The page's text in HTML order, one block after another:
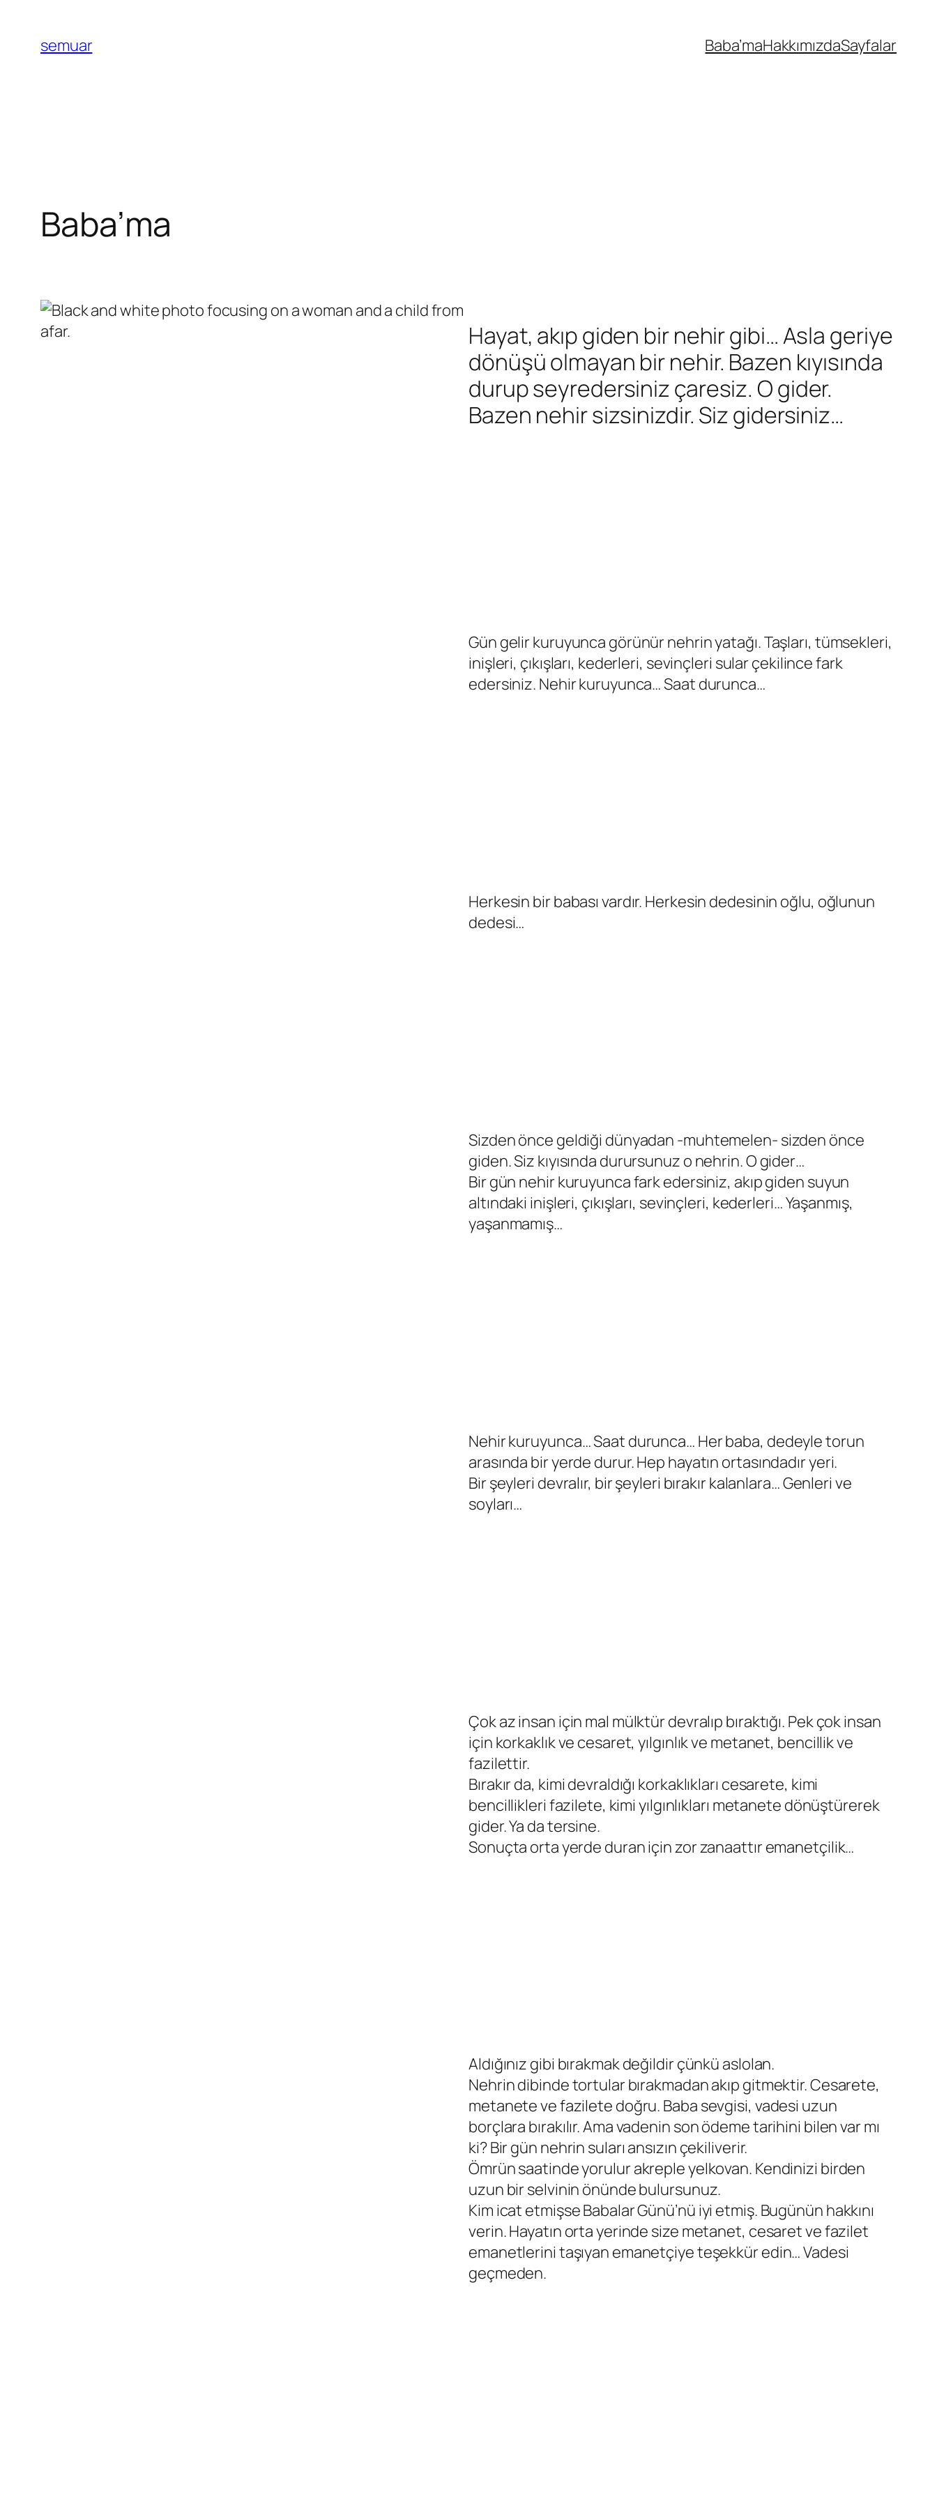
semuar Baba’maHakkımızdaSayfalar
Baba’ma
Hayat, akıp giden bir nehir gibi… Asla geriye
dönüşü olmayan bir nehir. Bazen kıyısında
durup seyredersiniz çaresiz. O gider.
Bazen nehir sizsinizdir. Siz gidersiniz…
Gün gelir kuruyunca görünür nehrin yatağı. Taşları, tümsekleri,
inişleri, çıkışları, kederleri, sevinçleri sular çekilince fark
edersiniz. Nehir kuruyunca… Saat durunca…
Herkesin bir babası vardır. Herkesin dedesinin oğlu, oğlunun
dedesi…
Sizden önce geldiği dünyadan -muhtemelen- sizden önce
giden. Siz kıyısında durursunuz o nehrin. O gider…
Bir gün nehir kuruyunca fark edersiniz, akıp giden suyun
altındaki inişleri, çıkışları, sevinçleri, kederleri… Yaşanmış,
yaşanmamış…
Nehir kuruyunca… Saat durunca… Her baba, dedeyle torun
arasında bir yerde durur. Hep hayatın ortasındadır yeri.
Bir şeyleri devralır, bir şeyleri bırakır kalanlara… Genleri ve
soyları…
Çok az insan için mal mülktür devralıp bıraktığı. Pek çok insan
için korkaklık ve cesaret, yılgınlık ve metanet, bencillik ve
fazilettir.
Bırakır da, kimi devraldığı korkaklıkları cesarete, kimi
bencillikleri fazilete, kimi yılgınlıkları metanete dönüştürerek
gider. Ya da tersine.
Sonuçta orta yerde duran için zor zanaattır emanetçilik…
Aldığınız gibi bırakmak değildir çünkü aslolan.
Nehrin dibinde tortular bırakmadan akıp gitmektir. Cesarete,
metanete ve fazilete doğru. Baba sevgisi, vadesi uzun
borçlara bırakılır. Ama vadenin son ödeme tarihini bilen var mı
ki? Bir gün nehrin suları ansızın çekiliverir.
Ömrün saatinde yorulur akreple yelkovan. Kendinizi birden
uzun bir selvinin önünde bulursunuz.
Kim icat etmişse Babalar Günü’nü iyi etmiş. Bugünün hakkını
verin. Hayatın orta yerinde size metanet, cesaret ve fazilet
emanetlerini taşıyan emanetçiye teşekkür edin… Vadesi
geçmeden.